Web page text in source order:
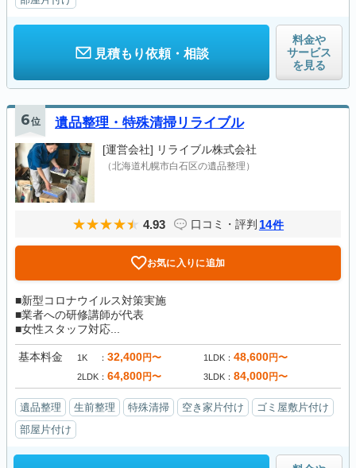
見積もり依頼・相談
料金や
サービス
を見る
6位 遺品整理・特殊清掃リライブル
[運営会社] リライブル株式会社
（北海道札幌市白石区の遺品整理）
4.93 口コミ・評判 14件
お気に入りに追加
■新型コロナウイルス対策実施
■業者への研修講師が代表
■女性スタッフ対応...
基本料金 1K 32,400円〜 1LDK 48,600円〜
2LDK 64,800円〜 3LDK 84,000円〜
遺品整理 生前整理 特殊清掃 空き家片付け
ゴミ屋敷片付け
部屋片付け